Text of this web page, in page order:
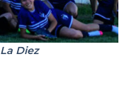
La Diez